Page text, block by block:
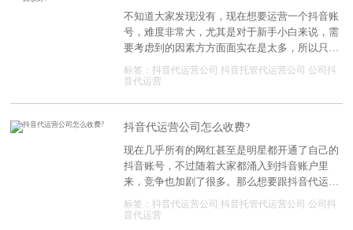
不知道大家发现没有，现在想要运营一个抖音账
号，难度非常大，尤其是对于新手小白来说，需
要考虑到的因素方方面面实在是太多，所以只能
选择跟抖音代运营公司合作了。那么抖音代运营
公司靠谱吗?如果要合作的话，具体跟哪一家公
标签： 抖音代运营公司 抖音托管代运营公司 公司抖
音代运营
抖音代运营公司怎么收费?
现在几乎所有的网红甚至是明星都开通了自己的
抖音账号，不过随着大家都涌入到抖音账户里
来，竞争也加剧了很多。那么想要跟抖音代运营
公司合作的话，在费用方面大概在什么价位呢?
具体都有哪些不同的报价呢?
标签： 抖音代运营公司 抖音托管代运营公司 公司抖
音代运营